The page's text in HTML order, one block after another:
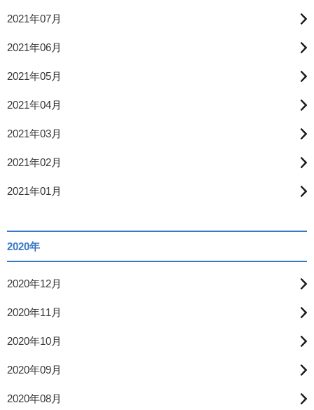
2021年07月
2021年06月
2021年05月
2021年04月
2021年03月
2021年02月
2021年01月
2020年
2020年12月
2020年11月
2020年10月
2020年09月
2020年08月